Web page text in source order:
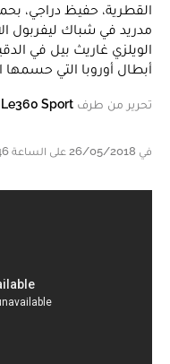
القطرية، حفيظ دراجي،
مدريد في شباك ليفربول
أبطال أوروبا التي حسمها
تحرير من طرف Le360 Sport
في 26/05/2018 على الساعة 22:46